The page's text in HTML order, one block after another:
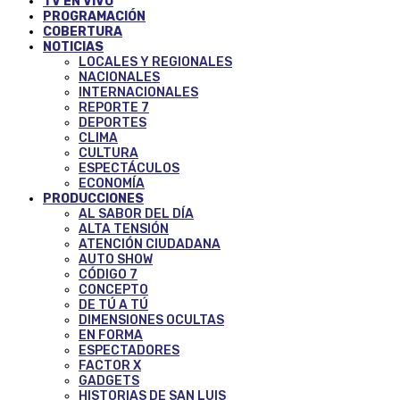
PROGRAMACIÓN
COBERTURA
NOTICIAS
LOCALES Y REGIONALES
NACIONALES
INTERNACIONALES
REPORTE 7
DEPORTES
CLIMA
CULTURA
ESPECTÁCULOS
ECONOMÍA
PRODUCCIONES
AL SABOR DEL DÍA
ALTA TENSIÓN
ATENCIÓN CIUDADANA
AUTO SHOW
CÓDIGO 7
CONCEPTO
DE TÚ A TÚ
DIMENSIONES OCULTAS
EN FORMA
ESPECTADORES
FACTOR X
GADGETS
HISTORIAS DE SAN LUIS